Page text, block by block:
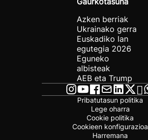
Azken berriak
Ukrainako gerra
Euskadiko lan
egutegia 2026
Eguneko
albisteak
AEB eta Trump
Pribatutasun politika
Lege oharra
Cookie politika
Cookieen konfigurazioa
Harremana